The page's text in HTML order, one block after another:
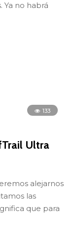
Ya no habrá
133
Ultra
alejarnos
las
que para